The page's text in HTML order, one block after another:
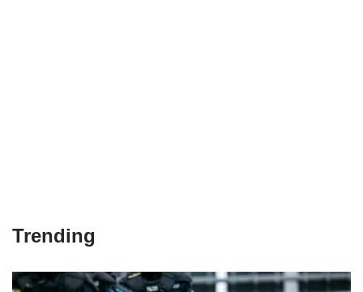
Trending